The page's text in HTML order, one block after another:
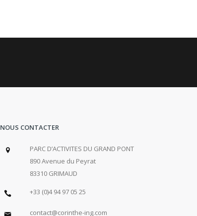
NOUS CONTACTER
PARC D’ACTIVITES DU GRAND PONT
890 Avenue du Peyrat
83310 GRIMAUD
+33 (0)4 94 97 05 25
contact@corinthe-ing.com